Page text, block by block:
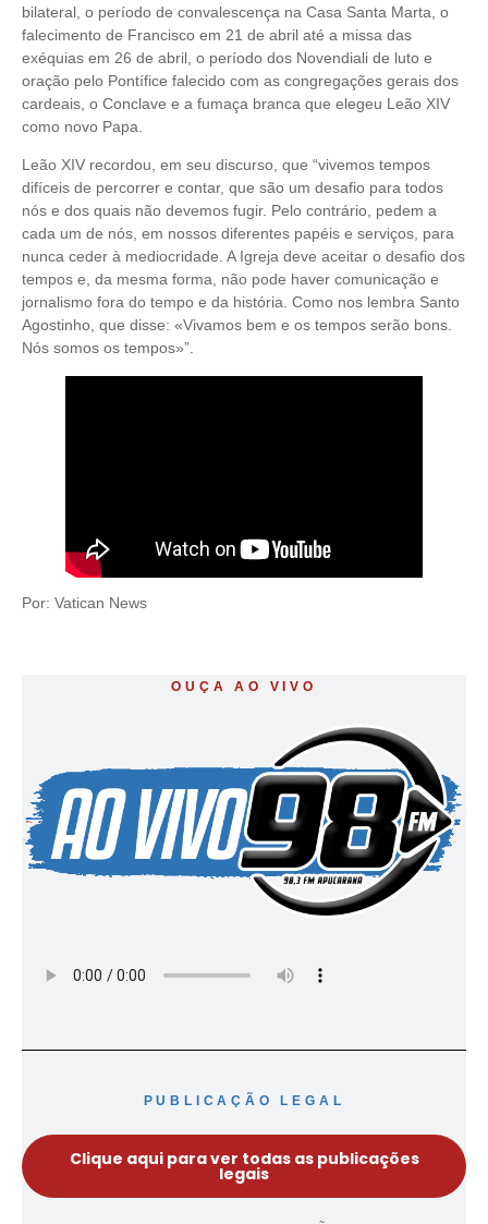
bilateral, o período de convalescença na Casa Santa Marta, o
falecimento de Francisco em 21 de abril até a missa das
exéquias em 26 de abril, o período dos Novendiali de luto e
oração pelo Pontífice falecido com as congregações gerais dos
cardeais, o Conclave e a fumaça branca que elegeu Leão XIV
como novo Papa.
Leão XIV recordou, em seu discurso, que “vivemos tempos
difíceis de percorrer e contar, que são um desafio para todos
nós e dos quais não devemos fugir. Pelo contrário, pedem a
cada um de nós, em nossos diferentes papéis e serviços, para
nunca ceder à mediocridade. A Igreja deve aceitar o desafio dos
tempos e, da mesma forma, não pode haver comunicação e
jornalismo fora do tempo e da história. Como nos lembra Santo
Agostinho, que disse: «Vivamos bem e os tempos serão bons.
Nós somos os tempos»”.
Por: Vatican News
OUÇA AO VIVO
PUBLICAÇÃO LEGAL
Clique aqui para ver todas as publicações
legais